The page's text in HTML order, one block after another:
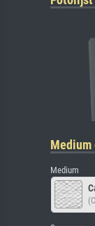
Medium
Medium